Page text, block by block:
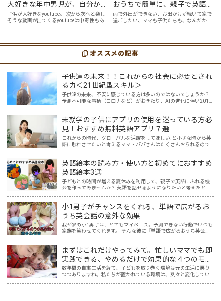
大好きな年中男児が、自分から
好んで見るyoutube英語動画５
選
子供が大好きなyoutube。 次から次へと楽し
そうな動画が出てくるyoutubeは中毒性もあ
youtubeやゲーム、アプリだ…
おうちで簡単に、親子で英語ヨ
ガを楽しめる「youtube動画」
７選
雨で外出ができない、お出かけが続いて家で
過ごしたい、ママも子供たちも、なんだか疲
スメの「youtube動画」を紹介します…
オススメの記事
子供達の未来！！これからの社会に必要とされ
る力＜21世紀型スキル＞
子供達の未来、不安に感じている方は多いのではないでしょうか？
予測不可能な事柄（コロナなど）がおきたり、AIの進化に伴い2011
未就学の子供にアプリの使用を迷っている方必
見！おすすめ無料英語アプリ７選
これからの時代、グローバルな活躍をしてほしい!と小さな時から英
語に触れさせたいと考えるママ・パパさんはたくさんおられるので
英語絵本の読み方・使い方と初めてにおすすめ
英語絵本3選
子どもとの時間が増える夏休みを利用して、親子で英語にふれる機
会を作ってみませんか？ 英語を話せるようになりたいと考えたと
小1男子がチャンスをくれる、単語で広がるお
うち英会話の意外な効果
我が家の小1男子は、とてもマイペース。予測できない行動でいつも
家族を笑わせてくれます。 そんな彼に『単語で広がるおうち英会
まずはこれだけやってみて。忙しいママでも即
実践できる、やめるだけで効果的な４つのモチ
ベーション対策
数年間の自粛生活を経て、子どもを取り巻く環境は元の生活に戻り
つつありますね。私たちが置かれている環境は、刻々と変化してい